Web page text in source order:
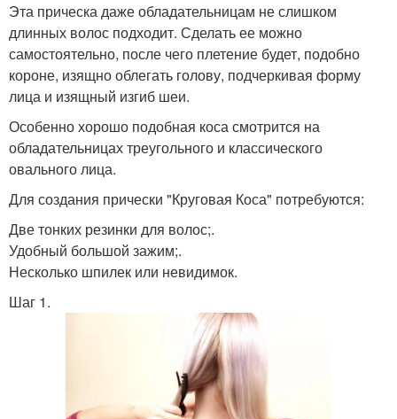
Эта прическа даже обладательницам не слишком
длинных волос подходит. Сделать ее можно
самостоятельно, после чего плетение будет, подобно
короне, изящно облегать голову, подчеркивая форму
лица и изящный изгиб шеи.
Особенно хорошо подобная коса смотрится на
обладательницах треугольного и классического
овального лица.
Для создания прически "Круговая Коса" потребуются:
Две тонких резинки для волос;.
Удобный большой зажим;.
Несколько шпилек или невидимок.
Шаг 1.